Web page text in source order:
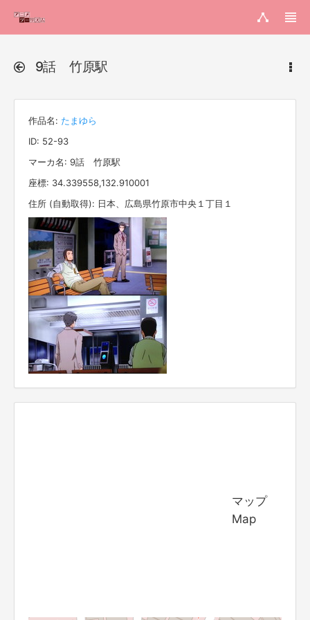
9話 竹原駅
作品名: たまゆら
ID: 52-93
マーカ名: 9話 竹原駅
座標: 34.339558,132.910001
住所 (自動取得): 日本、広島県竹原市中央１丁目１
マップ
Map